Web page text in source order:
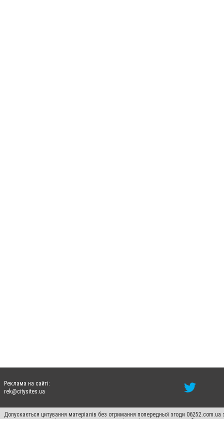
Реклама на сайті:
rek@citysites.ua
Допускається цитування матеріалів без отримання попередньої згоди
пошукових систем гіперпосилання на цитовані статті не нижче другого абзацу в